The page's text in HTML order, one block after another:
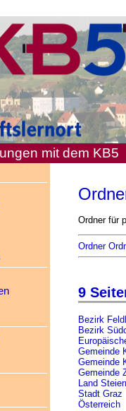
mit dem KB5
Ordner für
Ordner
9
Bezirk
Bezirk
Gemeinde
Gemeinde
Gemeinde
Land
Stadt Graz
Österreich